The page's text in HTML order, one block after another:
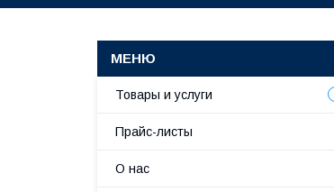
Товары и услуги
Прайс-листы
О нас